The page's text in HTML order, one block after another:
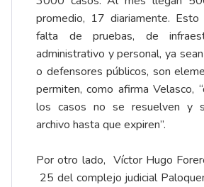
promedio, 17 diariamente. Esto
falta de pruebas, de
administrativo y personal, ya
o defensores públicos, son
permiten, como afirma Velasco,
los casos no se resuelven y
archivo hasta que expiren”.
Por otro lado, Víctor Hugo
25 del complejo judicial